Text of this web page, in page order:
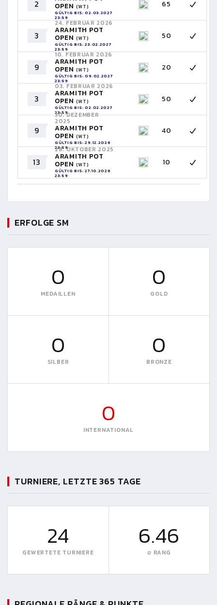
2 OPEN (WT)
GÜLTIG BIS: 02.03.2027
23:59
65
3
24. FEBRUAR 2026
ARAMITH POT
OPEN (WT)
GÜLTIG BIS: 23.02.2027
23:59
50
9
10. FEBRUAR 2026
ARAMITH POT
OPEN (WT)
GÜLTIG BIS: 09.02.2027
23:59
20
3
03. FEBRUAR 2026
ARAMITH POT
OPEN (WT)
GÜLTIG BIS: 02.02.2027
23:59
50
9
30. DEZEMBER
2025
ARAMITH POT
OPEN (WT)
GÜLTIG BIS: 29.12.2026
23:59
40
13
28. OKTOBER 2025
ARAMITH POT
OPEN (WT)
GÜLTIG BIS: 27.10.2026
23:59
10
ERFOLGE SM
0
MEDAILLEN
0
GOLD
0
SILBER
0
BRONZE
0
INTERNATIONAL
TURNIERE, LETZTE 365 TAGE
24
GEWERTETE TURNIERE
6.46
∅ RANG